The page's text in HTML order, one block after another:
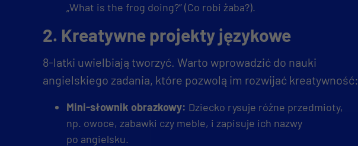
„What is the frog doing?” (Co robi żaba?).
2. Kreatywne projekty językowe
8-latki uwielbiają tworzyć. Warto wprowadzić do nauki
angielskiego zadania, które pozwolą im rozwijać kreatywność:
Mini-słownik obrazkowy: Dziecko rysuje różne przedmioty,
np. owoce, zabawki czy meble, i zapisuje ich nazwy
po angielsku.